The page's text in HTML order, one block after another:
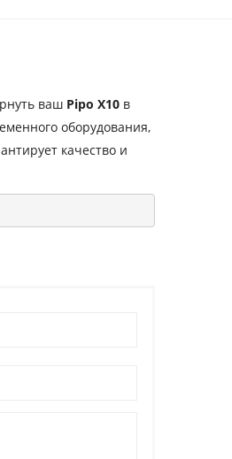
ваш Pipo X10 в
оборудования,
качество и